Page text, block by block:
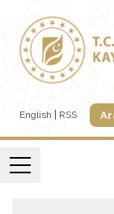
English RSS